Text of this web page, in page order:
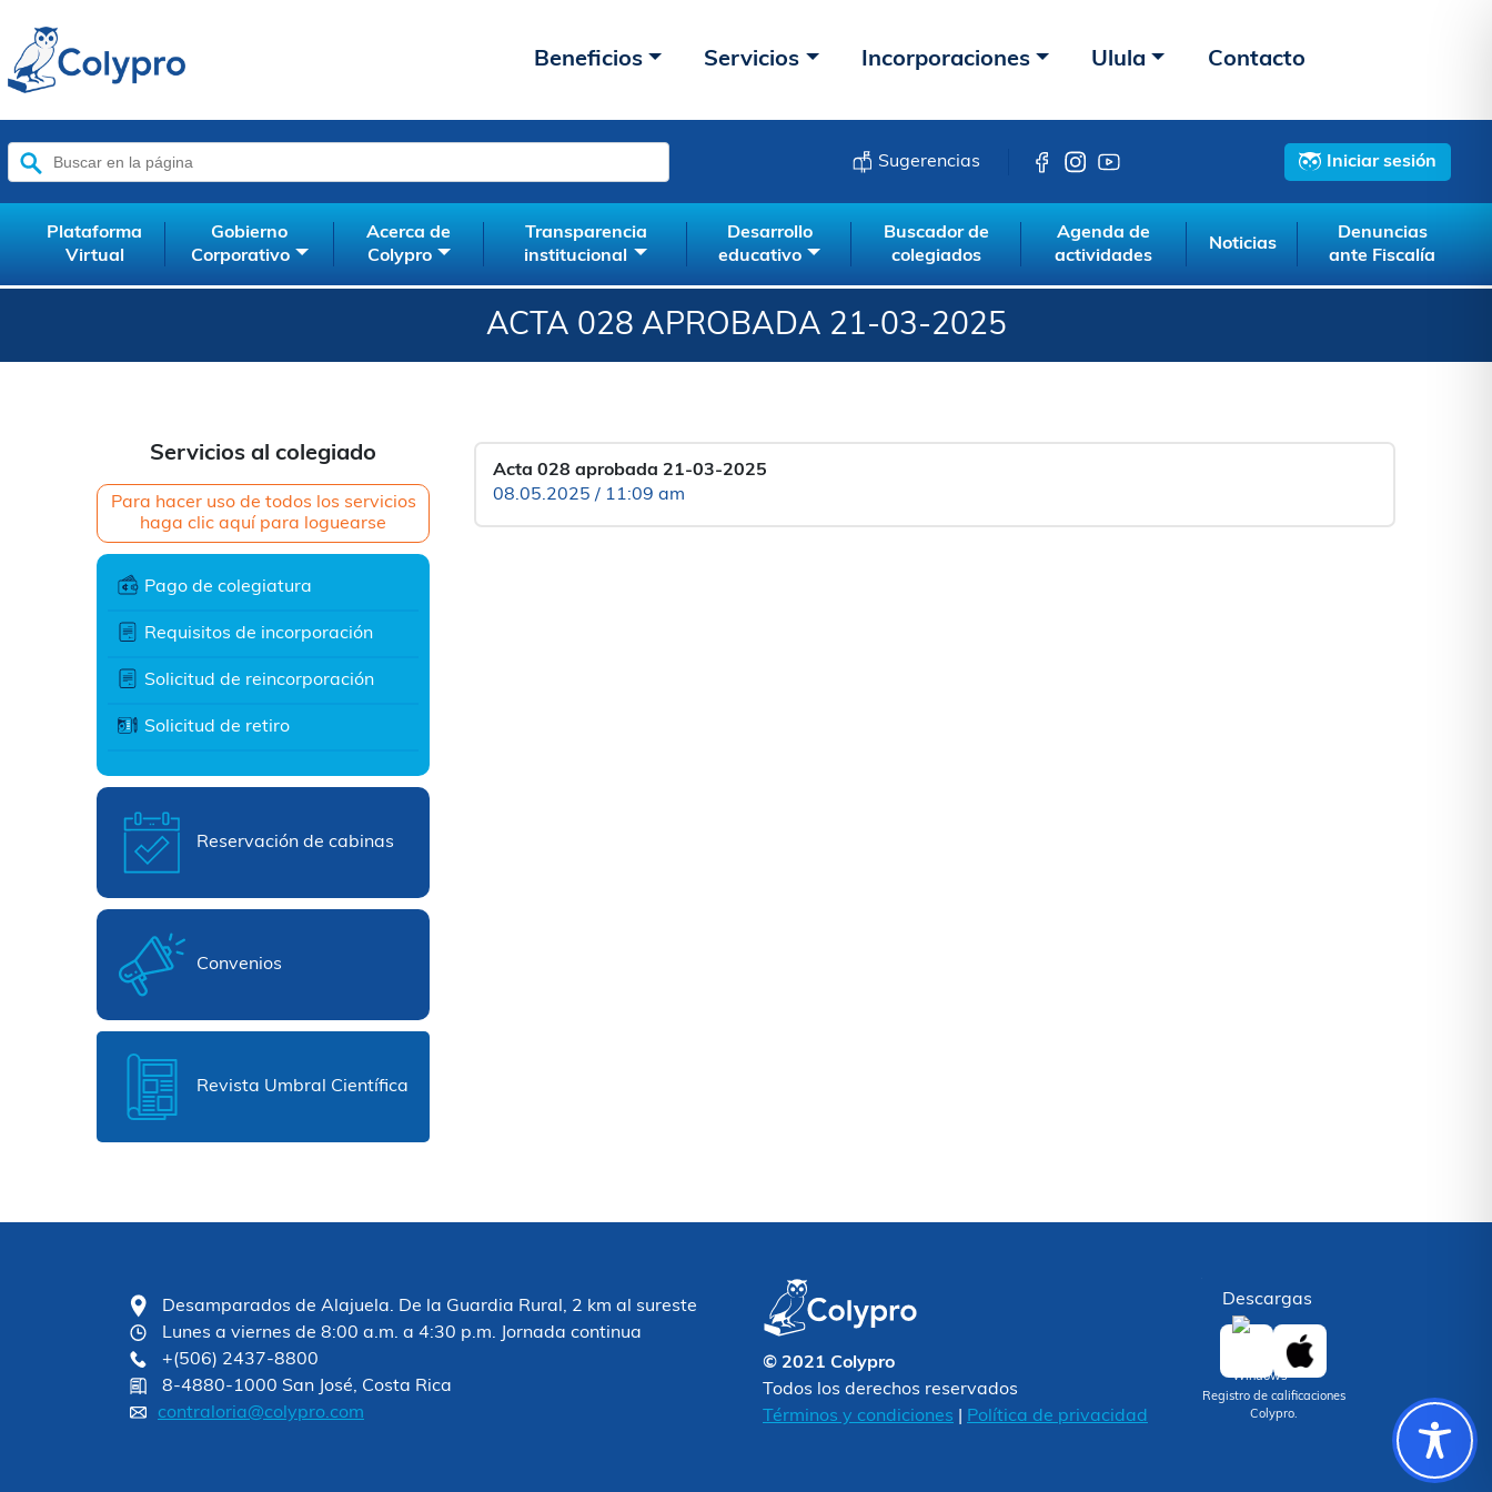
Beneficios Servicios Incorporaciones Ulula Contacto
Buscar:
Sugerencias Iniciar sesión
Plataforma
Virtual
Gobierno
Corporativo
Acerca de
Colypro
Transparencia
institucional
Desarrollo
educativo
Buscador de
colegiados
Agenda de
actividades
Noticias
Denuncias
ante Fiscalía
ACTA 028 APROBADA 21-03-2025
Servicios al colegiado
Para hacer uso de todos los servicios
haga clic aquí para loguearse
Pago de colegiatura
Requisitos de incorporación
Solicitud de reincorporación
Solicitud de retiro
Reservación de cabinas
Convenios
Revista Umbral Científica
Acta 028 aprobada 21-03-2025
08.05.2025 / 11:09 am
Desamparados de Alajuela. De la Guardia Rural, 2 km al sureste
Lunes a viernes de 8:00 a.m. a 4:30 p.m. Jornada continua
+(506) 2437-8800
8-4880-1000 San José, Costa Rica
contraloria@colypro.com
© 2021 Colypro
Todos los derechos reservados
Términos y condiciones
Política de privacidad
Descargas
Registro de calificaciones
Colypro.